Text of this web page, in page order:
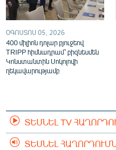
ՕԳՈՍՏՈՍ 05, 2026
400 միլիոն դոլար բյուջեով
TRIPP հիմնադրամ՝ բիզնեսմեն
Կոնստանտին Սոկոլովի
ղեկավարությամբ
ՏԵՍՆԵԼ TV
ՏԵՍՆԵԼ